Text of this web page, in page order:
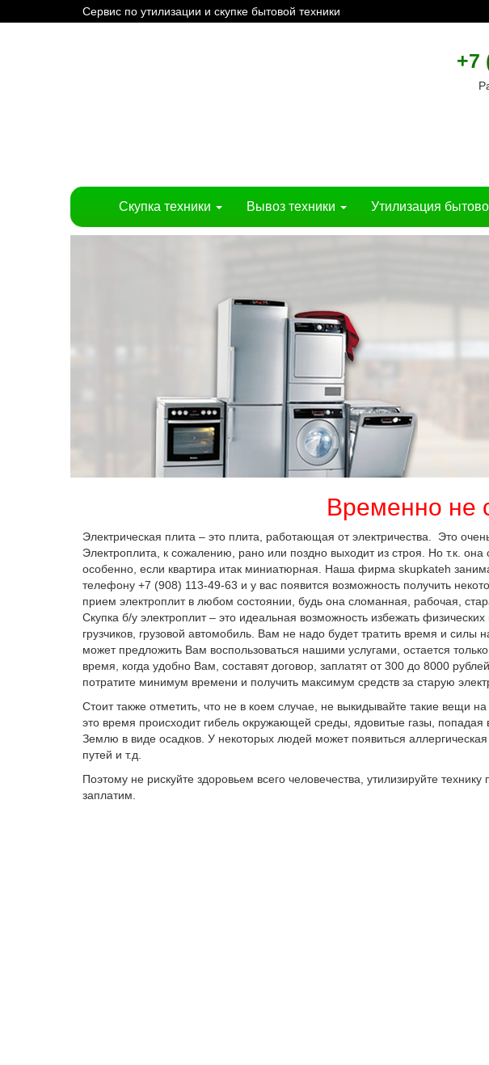
Сервис по утилизации и скупке бытовой техники
+7
Скупка техники Вывоз техники Утилизация
Временно не
Электрическая плита – это плита, работающая от электричества. Это
Электроплита, к сожалению, рано или поздно выходит из строя. Но т.к. она
особенно, если квартира итак миниатюрная. Наша фирма skupkateh
телефону +7 (908) 113-49-63 и у вас появится возможность получить
прием электроплит в любом состоянии, будь она сломанная, рабочая,
Скупка б/у электроплит – это идеальная возможность избежать
грузчиков, грузовой автомобиль. Вам не надо будет тратить время и силы
может предложить Вам воспользоваться нашими услугами, остается
время, когда удобно Вам, составят договор, заплатят от 300 до 8000
потратите минимум времени и получить максимум средств за старую
Стоит также отметить, что не в коем случае, не выкидывайте такие вещи
это время происходит гибель окружающей среды, ядовитые газы,
Землю в виде осадков. У некоторых людей может появиться
путей и т.д.
Поэтому не рискуйте здоровьем всего человечества, утилизируйте
заплатим.